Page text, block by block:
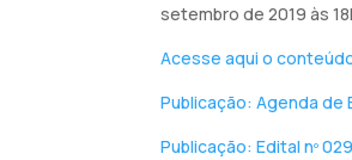
setembro de 2019 às
Acesse aqui o
Publicação: Agenda de
Publicação: Edital nº